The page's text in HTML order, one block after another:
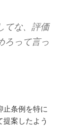
てな、評価
ろって言っ
止条例を特に
案したよう